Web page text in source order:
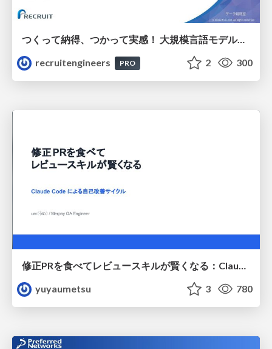
つくって納得、つかって実感！ 大規模言語モデルことはじめ ver2.0
recruitengineers
PRO 2 300
修正PRを食べてレビュースキルが賢くなる：Claude Codeによる自己改善サイクル
yuyaumetsu
3 780